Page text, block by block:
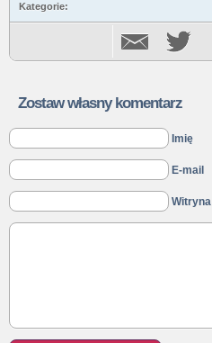
Kategorie:
Zostaw własny komentarz
Imię
E-mail
Witryna